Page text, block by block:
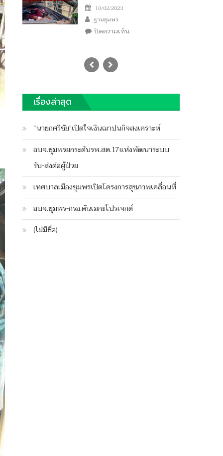
Posted
on
10/02/2023
Author
ฐานชุมพร
ปิดความเห็นบน
จุด
คอย
จัน
เรื่องล่าสุด
“นายกศรีชัย”เปิดใจเงินฌาปนกิจสงเคราะห์
อบจ.ชุมพรยกระดับรพ.สต.17แห่งพัฒนาระบบ
รับ-ส่งต่อผู้ป่วย
เทศบาลเมืองชุมพรเปิดโครงการสุขภาพเคลื่อนที่
อบจ.ชุมพร-กรอ.ดันเมกะโปรเจกต์
(ไม่มีชื่อ)